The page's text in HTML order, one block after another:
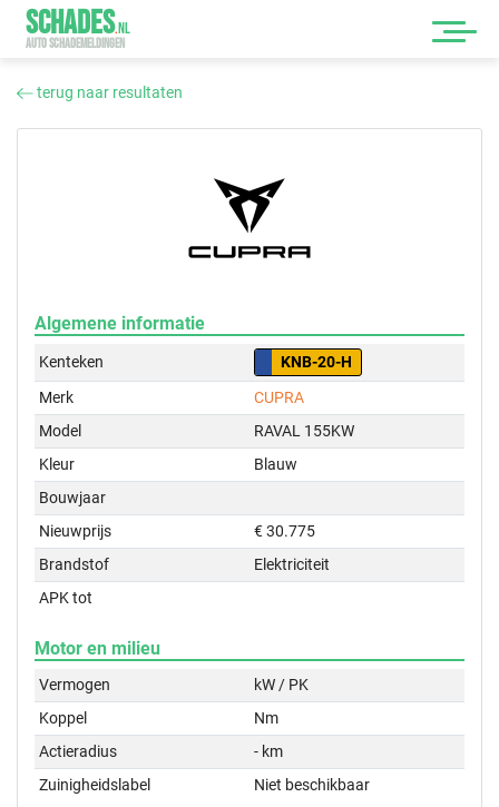
SCHADES.NL
AUTO SCHADEMELDINGEN
terug naar resultaten
Algemene informatie
Kenteken
KNB-20-H
Merk
CUPRA
Model
RAVAL 155KW
Kleur
Blauw
Bouwjaar
Nieuwprijs
€ 30.775
Brandstof
Elektriciteit
APK tot
Motor en milieu
Vermogen
kW / PK
Koppel
Nm
Actieradius
- km
Zuinigheidslabel
Niet beschikbaar